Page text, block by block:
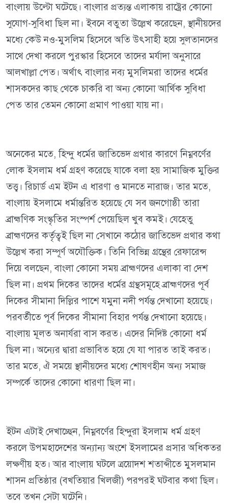
বাংলায় উল্টো ঘটেছে। বাংলার প্রত্যন্ত এলাকায় রাষ্ট্রের কোনো
সুযোগ-সুবিধা ছিল না। ইবনে বতুতা উল্লেখ করেছেন, স্থানীয়দের
মধ্যে কেউ নও-মুসলিম হিসেবে অতি উৎসাহী হয়ে সুলতানদের
সাথে দেখা করলে পুরস্কার হিসেবে তাদের মর্যাদা অনুসারে
আলখাল্লা পেত। অর্থাৎ বাংলার নব্য মুসলিমরা তাদের ধর্মের
শাসকদের কাছ থেকে চাকরি বা অন্য কোনো আর্থিক সুবিধা
পেত তার তেমন কোনো প্রমাণ পাওয়া যায় না।
অনেকের মতে, হিন্দু ধর্মের জাতিভেদ প্রথার কারণে নিম্নবর্ণের
লোক ইসলাম ধর্ম গ্রহণ করেছে যাকে বলা হয় সামাজিক মুক্তির
তত্ত্ব। রিচার্ড এম ইটন এ ধারণা ও মানতে নারাজ। তার মতে,
বাংলায় ইসলামে ধর্মান্তরিত হয়েছে যে সব জনগোষ্ঠী তারা
ব্রাহ্মণিক সংস্কৃতির সংস্পর্শ পেয়েছিল খুব কমই। যেহেতু
ব্রাহ্মণদের কর্তৃত্বই ছিল না সেখানে কঠোর জাতিভেদ প্রথার কথা
উল্লেখ করা সম্পূর্ণ অযৌক্তিক। তিনি বিভিন্ন গ্রন্থের রেফারেন্স
দিয়ে বলছেন, বাংলা কোনো সময় ব্রাহ্মণদের এলাকা বা দেশ
ছিল না। প্রথম দিকের তাদের ধর্মের গ্রন্থসমূহে ব্রাহ্মণদের পূর্ব
দিকের সীমানা দিল্লির পাশে যমুনা নদী পর্যন্ত দেখানো হয়েছে।
পরবর্তীতে পূর্ব দিকের সীমানা বিহার পর্যন্ত দেখানো হয়েছে।
বাংলায় মূলত অনার্যরা বাস করত। এদের নিদিষ্ট কোনো ধর্ম
ছিল না। অন্যের দ্বারা প্রভাবিত হয়ে যে যা পারত তাই করত।
তার মতে, ঐ সময়ে স্থানীয়দের মধ্যে শোষণহীন অন্য সমাজ
সম্পর্কে তাদের কোনো ধারণা ছিল না।
ইটন এটাই দেখাচ্ছেন, নিম্নবর্ণের হিন্দুরা ইসলাম ধর্ম গ্রহণ
করলে উপমহাদেশের অন্যান্য অংশে ইসলামের প্রসার অধিকতর
লক্ষণীয় হত। আর বাংলায় ঘটলে ত্রয়োদশ শতাব্দীতে মুসলমান
শাসন প্রতিষ্ঠার (বখতিয়ার খিলজী) পরপরই ঘটবার কথা ছিল।
তবে তখন সেটা ঘটেনি।